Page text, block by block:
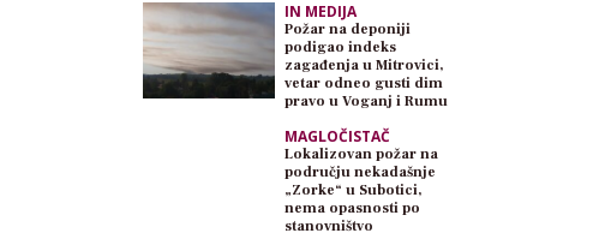
IN MEDIJA
Požar na deponiji
podigao indeks
zagađenja u Mitrovici,
vetar odneo gusti dim
pravo u Voganj i Rumu
MAGLOČISTAČ
Lokalizovan požar na
području nekadašnje
„Zorke“ u Subotici,
nema opasnosti po
stanovništvo